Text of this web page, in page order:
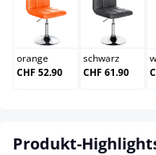
orange
orange
CHF 52.90
schwarz
schwarz
CHF 61.90
Produkt-